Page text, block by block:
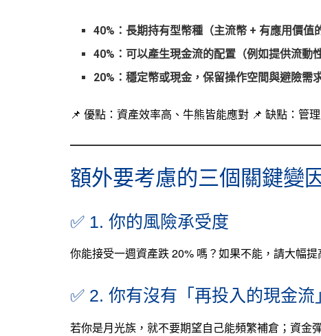
40%：長期持有型幣種（主流幣 + 有應用價值
40%：可以產生現金流的配置（例如提供流動
20%：穩定幣或現金，保留操作空間與避險需
📌 優點：資產效率高、牛熊皆能應對 📌 缺點：管
額外要考慮的三個關鍵變
✅ 1. 你的風險承受度
你能接受一週資產跌 20% 嗎？如果不能，請大幅提
✅ 2. 你有沒有「再投入的現金流
若你是月光族，就不要期望自己能頻繁補倉；資金